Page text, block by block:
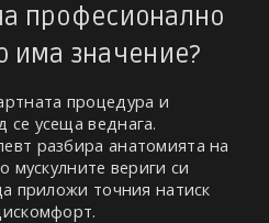
професионално
има значение?
процедура и
усеща веднага.
разбира анатомията на
мускулните вериги си
приложи точния натиск